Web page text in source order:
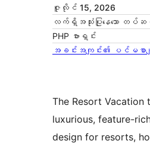
ဇူလိုင် 15, 2026
လက်ရှိအသုံးပြုနေသော တပ်ဆင်
PHP ဗားရှင်း
အခင်းအကျင်း၏ ပင်မစာ
The Resort Vacation
luxurious, feature-
design for resorts,